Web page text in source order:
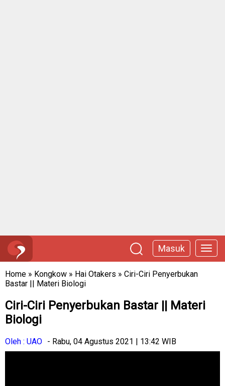
Masuk
Home » Kongkow » Hai Otakers » Ciri-Ciri Penyerbukan
Bastar || Materi Biologi
Ciri-Ciri Penyerbukan Bastar || Materi
Biologi
Oleh : UAO - Rabu, 04 Agustus 2021 | 13:42 WIB